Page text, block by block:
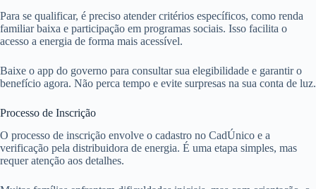
Para se qualificar, é preciso atender critérios específicos, como renda
familiar baixa e participação em programas sociais. Isso facilita o
acesso a energia de forma mais acessível.
Baixe o app do governo para consultar sua elegibilidade e garantir o
benefício agora. Não perca tempo e evite surpresas na sua conta de luz.
Processo de Inscrição
O processo de inscrição envolve o cadastro no CadÚnico e a
verificação pela distribuidora de energia. É uma etapa simples, mas
requer atenção aos detalhes.